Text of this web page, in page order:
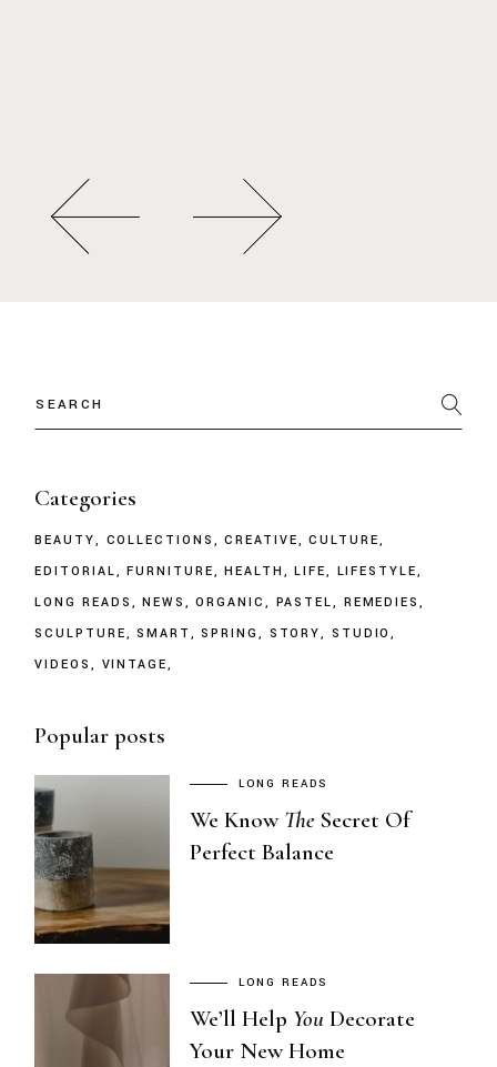
Categories
BEAUTY COLLECTIONS CREATIVE
CULTURE
EDITORIAL
FURNITURE HEALTH LIFE
LIFESTYLE
LONG READS
NEWS ORGANIC PASTEL
REMEDIES
SCULPTURE
SMART SPRING STORY
STUDIO
VIDEOS
VINTAGE
Popular posts
LONG READS
We Know The Secret Of
Perfect Balance
LONG READS
We’ll Help You Decorate
Your New Home